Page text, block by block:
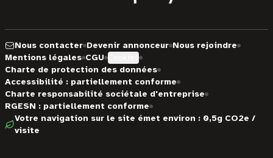
Nous contacter Devenir annonceur Nous rejoindre
Mentions légales CGU
Charte de protection des données
Accessibilité : partiellement conforme
Charte responsabilité sociétale d'entreprise
RGESN : partiellement conforme
Votre navigation sur le site émet environ : 0,5g CO2e /
visite